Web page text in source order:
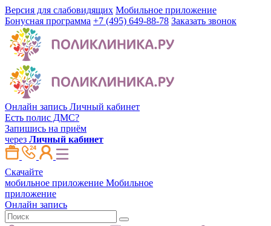
Версия для слабовидящих Мобильное приложение
Бонусная программа +7 (495) 649-88-78 Заказать звонок
Онлайн запись Личный кабинет
Есть полис ДМС?
Запишись на приём
через Личный кабинет
Скачайте
мобильное приложение Мобильное
приложение
Онлайн запись